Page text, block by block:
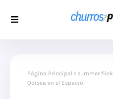
Página Principal summer flick
Odisea en el Espacio